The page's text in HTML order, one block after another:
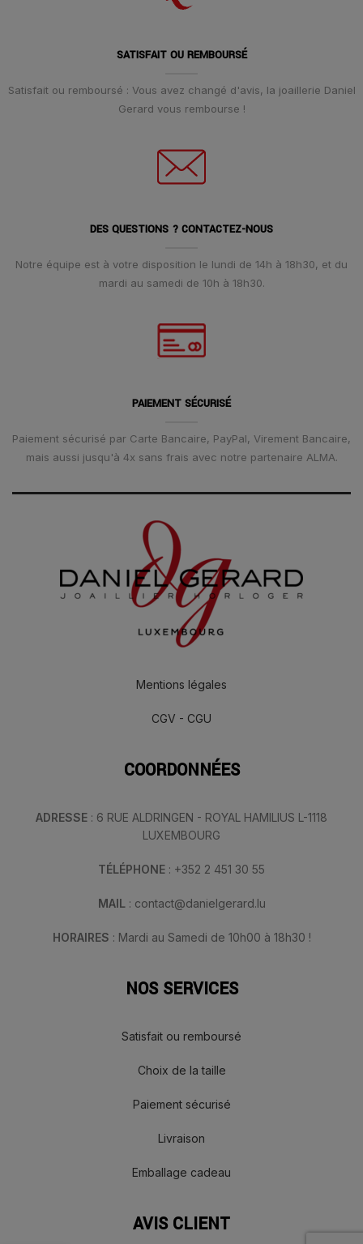
SATISFAIT OU REMBOURSÉ
Satisfait ou remboursé : Vous avez changé d'avis, la joaillerie Daniel
Gerard vous rembourse !
DES QUESTIONS ? CONTACTEZ-NOUS
Notre équipe est à votre disposition le lundi de 14h à 18h30, et du
mardi au samedi de 10h à 18h30.
PAIEMENT SÉCURISÉ
Paiement sécurisé par Carte Bancaire, PayPal, Virement Bancaire,
mais aussi jusqu'à 4x sans frais avec notre partenaire ALMA.
Mentions légales
CGV - CGU
COORDONNÉES
ADRESSE : 6 RUE ALDRINGEN - ROYAL HAMILIUS L-1118
LUXEMBOURG
TÉLÉPHONE : +352 2 451 30 55
MAIL : contact@danielgerard.lu
HORAIRES : Mardi au Samedi de 10h00 à 18h30 !
NOS SERVICES
Satisfait ou remboursé
Choix de la taille
Paiement sécurisé
Livraison
Emballage cadeau
AVIS CLIENT